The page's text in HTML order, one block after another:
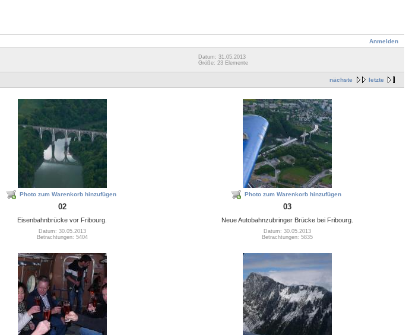
Anmelden
Datum: 31.05.2013
Größe: 23 Elemente
nächste letzte
Photo zum Warenkorb hinzufügen
02
Eisenbahnbrücke vor Fribourg.
Datum: 30.05.2013
Betrachtungen: 5404
Photo zum Warenkorb hinzufügen
03
Neue Autobahnzubringer Brücke bei Fribourg.
Datum: 30.05.2013
Betrachtungen: 5835